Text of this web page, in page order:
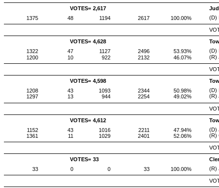
VOTES= 2,617
1375
48 1194 2617 100.00% (D)
VOTES= 4,628
1322
47 1127 2496 53.93%
(D)
1200
10 922 2132 46.07% (R)
VOTES= 4,598
1208
43 1093 2344 50.98%
(D)
1297
13 944 2254 49.02% (R)
VOTES= 4,612
1152
43 1016 2211 47.94%
(D)
1361
11 1029 2401 52.06% (R)
VOTES= 33
33
0 0 33 100.00% (R)